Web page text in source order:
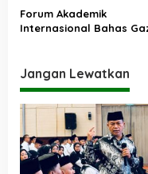
Forum Akademik
Internasional Bahas
Jangan Lewatkan